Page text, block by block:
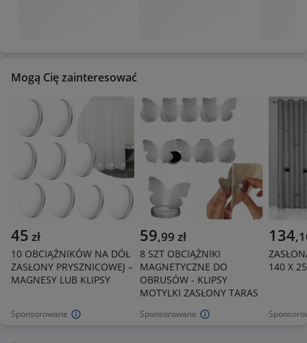
Mogą Cię zainteresować
Sponsorowane
45 zł
10 OBCIĄŻNIKÓW NA DÓŁ
ZASŁONY PRYSZNICOWEJ –
MAGNESY LUB KLIPSY
Sponsorowane
59,99 zł
8 SZT OBCIĄŻNIKI
MAGNETYCZNE DO
OBRUSÓW - KLIPSY
MOTYLKI ZASŁONY TARAS
134,
140 X